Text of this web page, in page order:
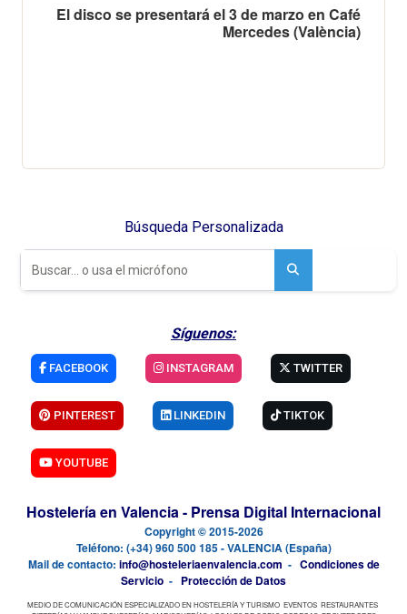
El disco se presentará el 3 de marzo en Café
Mercedes (València)
Búsqueda Personalizada
Síguenos:
FACEBOOK INSTAGRAM TWITTER
PINTEREST LINKEDIN TIKTOK
YOUTUBE
Hostelería en Valencia - Prensa Digital Internacional
Copyright © 2015-2026
Teléfono: (+34) 960 500 185 - VALENCIA (España)
Mail de contacto: info@hosteleriaenvalencia.com - Condiciones de
Servicio - Protección de Datos
MEDIO DE COMUNICACIÓN ESPECIALIZADO EN HOSTELERÍA Y TURISMO EVENTOS RESTAURANTES